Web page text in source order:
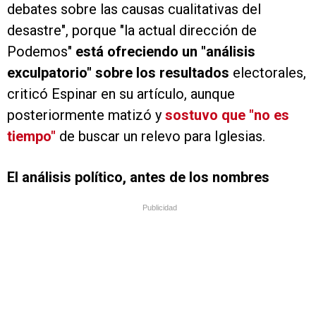
debates sobre las causas cualitativas del
desastre", porque "la actual dirección de
Podemos" está ofreciendo un "análisis
exculpatorio" sobre los resultados electorales,
criticó Espinar en su artículo, aunque
posteriormente matizó y sostuvo que "no es
tiempo" de buscar un relevo para Iglesias.
El análisis político, antes de los nombres
Publicidad